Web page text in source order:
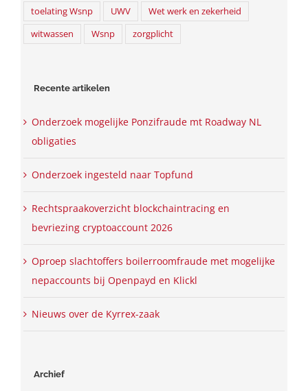
toelating Wsnp
UWV
Wet werk en zekerheid
witwassen
Wsnp zorgplicht
Recente artikelen
Onderzoek mogelijke Ponzifraude mt Roadway NL
obligaties
Onderzoek ingesteld naar Topfund
Rechtspraakoverzicht blockchaintracing en
bevriezing cryptoaccount 2026
Oproep slachtoffers boilerroomfraude met mogelijke
nepaccounts bij Openpayd en Klickl
Nieuws over de Kyrrex-zaak
Archief